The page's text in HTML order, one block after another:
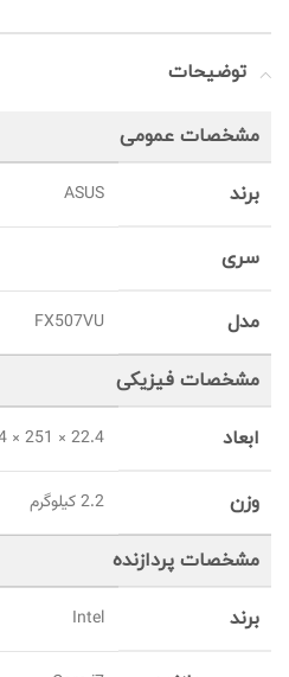
توضیحات
مشخصات عمومی
برند ASUS
سری
مدل FX507VU
مشخصات فیزیکی
ابعاد 22.4 × 251 × 354 میلی‌متر
وزن 2.2 کیلوگرم
مشخصات پردازنده
برند Intel